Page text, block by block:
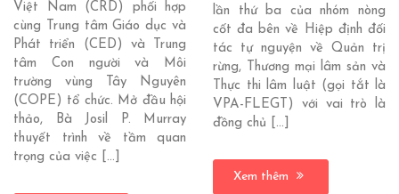
Việt Nam (CRD) phối hợp
cùng Trung tâm Giáo dục và
Phát triển (CED) và Trung
tâm Con người và Môi
trường vùng Tây Nguyên
(COPE) tổ chức. Mở đầu hội
thảo, Bà Josil P. Murray
thuyết trình về tầm quan
trọng của việc […]
lần thứ ba của nhóm nòng
cốt đa bên về Hiệp định đối
tác tự nguyện về Quản trị
rừng, Thương mại lâm sản và
Thực thi lâm luật (gọi tắt là
VPA-FLEGT) với vai trò là
đồng chủ […]
Xem thêm